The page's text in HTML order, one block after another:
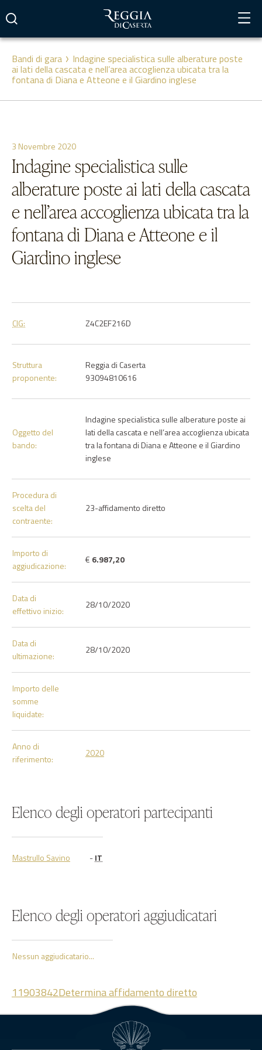
contenuto
Bandi di gara Indagine specialistica sulle alberature poste
ai lati della cascata e nell’area accoglienza ubicata tra la
fontana di Diana e Atteone e il Giardino inglese
3 Novembre 2020
Indagine specialistica sulle
alberature poste ai lati della cascata
e nell’area accoglienza ubicata tra la
fontana di Diana e Atteone e il
Giardino inglese
CIG: Z4C2EF216D
Struttura
proponente:
Reggia di Caserta
93094810616
Oggetto del
bando:
Indagine specialistica sulle alberature poste ai
lati della cascata e nell’area accoglienza ubicata
tra la fontana di Diana e Atteone e il Giardino
inglese
Procedura di
scelta del
contraente:
23-affidamento diretto
Importo di
aggiudicazione:
€ 6.987,20
Data di
effettivo inizio:
28/10/2020
Data di
ultimazione:
28/10/2020
Importo delle
somme
liquidate:
Anno di
riferimento:
2020
Elenco degli operatori partecipanti
Mastrullo Savino -IT
Elenco degli operatori aggiudicatari
Nessun aggiudicatario...
11903842Determina affidamento diretto